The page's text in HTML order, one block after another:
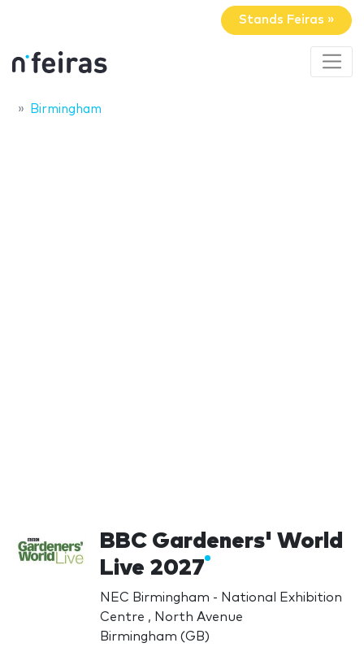
Stands Feiras »
Birmingham
BBC Gardeners' World
Live 2027
NEC Birmingham - National Exhibition
Centre , North Avenue
Birmingham (GB)